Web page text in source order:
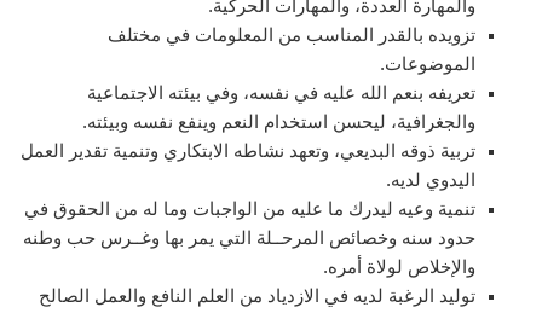
والمهارة العددة، والمهارات الحركية.
تزويده بالقدر المناسب من المعلومات في مختلف
الموضوعات.
تعريفه بنعم الله عليه في نفسه، وفي بيئته الاجتماعية
والجغرافية، ليحسن استخدام النعم وينفع نفسه وبيئته.
تربية ذوقه البديعي، وتعهد نشاطه الابتكاري وتنمية تقدير العمل
اليدوي لديه.
تنمية وعيه ليدرك ما عليه من الواجبات وما له من الحقوق في
حدود سنه وخصائص المرحــلة التي يمر بها وغــرس حب وطنه
والإخلاص لولاة أمره.
توليد الرغبة لديه في الازدياد من العلم النافع والعمل الصالح